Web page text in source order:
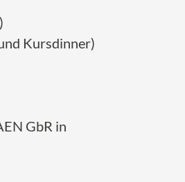
Kursdinner)
GbR in